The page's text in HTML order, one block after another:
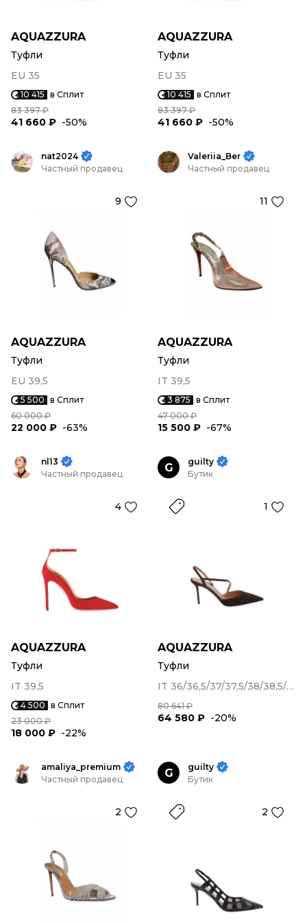
AQUAZZURA
Туфли
EU 35
10 415 в Сплит
83 397 ₽
41 660 ₽ -50%
AQUAZZURA
Туфли
EU 35
10 415 в Сплит
83 397 ₽
41 660 ₽ -50%
nat2024
Частный продавец
9
AQUAZZURA
Туфли
EU 39,5
5 500 в Сплит
60 000 ₽
22 000 ₽ -63%
Valeriia_Ber
Частный продавец
11
AQUAZZURA
Туфли
IT 39,5
3 875 в Сплит
47 000 ₽
15 500 ₽ -67%
nl13
Частный продавец
4
AQUAZZURA
Туфли
IT 39,5
4 500 в Сплит
23 000 ₽
18 000 ₽ -22%
G
guilty
Бутик
1
AQUAZZURA
Туфли
IT 36/36,5/37/37,5/38/38,5/39
80 641 ₽
64 580 ₽ -20%
amaliya_premium
Частный продавец
2
G
guilty
Бутик
2